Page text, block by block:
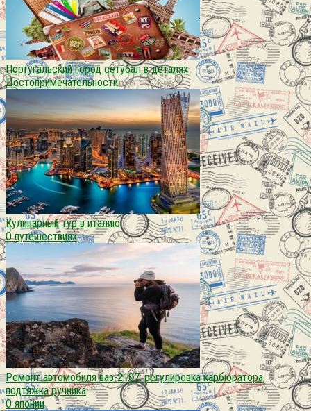
Португальский город сетубал в деталях
Достопримечательности
Кулинарный тур в италию
О путешествиях
Ремонт автомобиля ваз-2107: регулировка карбюратора,
подтяжка ручника
О японии